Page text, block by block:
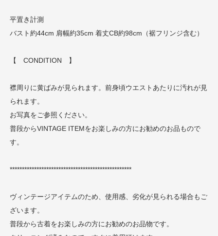
平置き計測
バスト約44cm 肩幅約35cm 着丈CB約98cm（裾フリンジ含む）
【 CONDITION 】
襟周りに黄ばみが見られます。前身頃ウエストあたりに汚れが見
られます。
お写真をご参照ください。
普段からVINTAGE ITEMをお楽しみの方にお勧めのお品もので
す。
**************************************************
ヴィンテージアイテムのため、使用感、劣化が見られる場合もご
ざいます。
普段から古着をお楽しみの方にお勧めのお品物です。